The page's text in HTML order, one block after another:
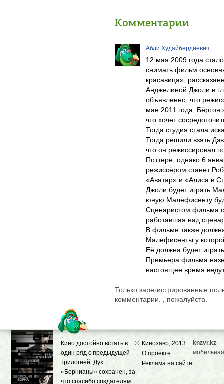
Комментарии
Абди Худайбердиевич
12 мая 2009 года
снимать фильм
красавица»,
Анджелиной Джоли в
объявленно, что
мае 2011 года, Бёртон
что хочет
Тогда студия стала
Тогда решили взять
что он режиссировал
Поттере, однако 6
режиссёром станет
«Аватар» и «Алиса в
Джоли будет играть
юную Малефисенту
Сценаристом фильма
работавшая над
В фильме также
Малефисенты у
Её должна будет
Премьера фильма
настоящее время
Только зарегистрированные
комментарии. , пожалуйста.
© Кинозавр, 2013
О проекте
Реклама на сайте
Кино достойно встать в
один ряд с предыдущей
трилогией. Дух
«Борнианы» сохранен, за
что спасибо создателям
knzvr.kz